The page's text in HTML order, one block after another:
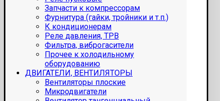
Запчасти к компрессорам
Фурнитура (гайки, тройники и т.п.)
К кондиционерам
Реле давления, ТРВ
Фильтра, виброгасители
Прочее к холодильному
оборудованию
ДВИГАТЕЛИ, ВЕНТИЛЯТОРЫ
Вентиляторы плоские
Микродвигатели